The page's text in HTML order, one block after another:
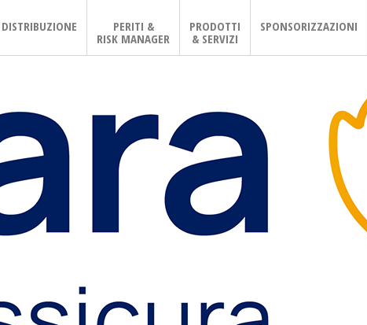
DISTRIBUZIONE
PERITI &
RISK MANAGER
PRODOTTI
& SERVIZI
SPONSORIZZAZIONI